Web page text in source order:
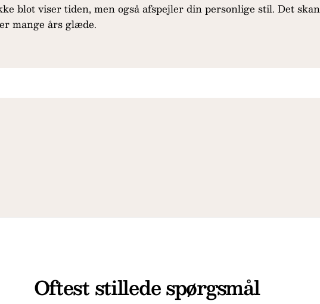
blot viser tiden, men også afspejler din personlige stil. Det
mange års glæde.
Oftest stillede spørgsmål